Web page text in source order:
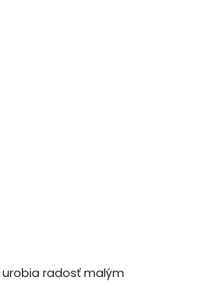
urobia radosť malým